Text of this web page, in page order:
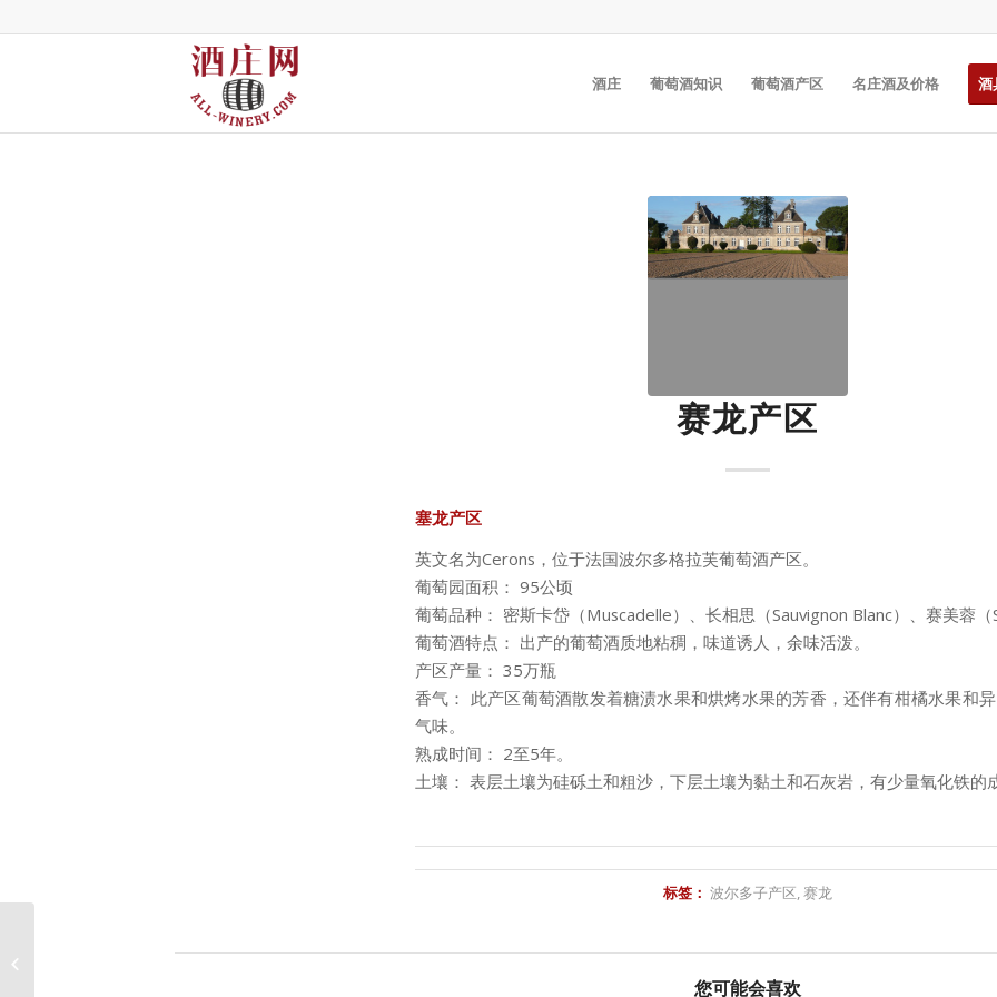
酒庄 葡萄酒知识 葡萄酒产区 名庄酒及价格 酒
赛龙产区
塞龙产区
英文名为Cerons，位于法国波尔多格拉芙葡萄酒产区。
葡萄园面积： 95公顷
葡萄品种： 密斯卡岱（Muscadelle）、长相思（Sauvignon Blanc）、赛美蓉（
葡萄酒特点： 出产的葡萄酒质地粘稠，味道诱人，余味活泼。
产区产量： 35万瓶
香气： 此产区葡萄酒散发着糖渍水果和烘烤水果的芳香，还伴有柑橘水果和
气味。
熟成时间： 2至5年。
土壤： 表层土壤为硅砾土和粗沙，下层土壤为黏土和石灰岩，有少量氧化铁的
标签： 波尔多子产区,赛龙
您可能会喜欢